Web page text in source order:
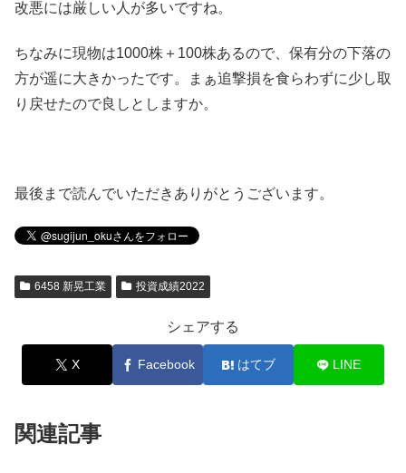
改悪には厳しい人が多いですね。
ちなみに現物は1000株＋100株あるので、保有分の下落の
方が遥に大きかったです。まぁ追撃損を食らわずに少し取
り戻せたので良しとしますか。
最後まで読んでいただきありがとうございます。
6458 新晃工業 投資成績2022
シェアする
X Facebook はてブ LINE
関連記事